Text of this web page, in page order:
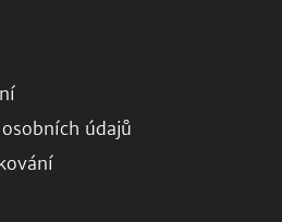
údajů